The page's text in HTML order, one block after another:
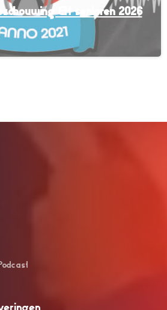
EK senioren 2026